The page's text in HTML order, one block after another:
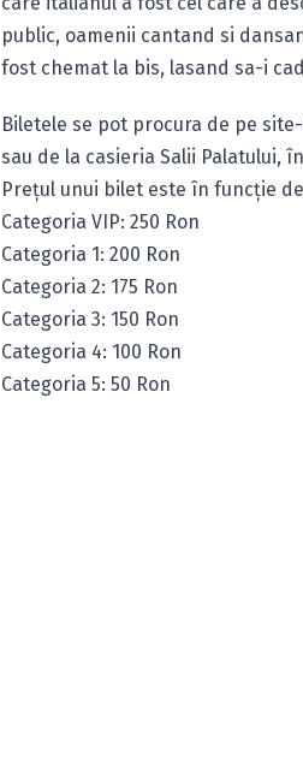
public, oamenii cantand si
fost chemat la bis, lasand sa-i
Biletele se pot procura de pe
sau de la casieria Salii Palatului,
Preţul unui bilet este în funcţie
Categoria VIP: 250 Ron
Categoria 1: 200 Ron
Categoria 2: 175 Ron
Categoria 3: 150 Ron
Categoria 4: 100 Ron
Categoria 5: 50 Ron